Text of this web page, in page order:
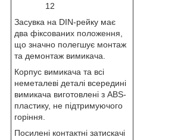
12
Засувка на DIN-рейку має
два фіксованих положення,
що значно полегшує монтаж
та демонтаж вимикача.
Корпус вимикача та всі
неметалеві деталі всередині
вимикача виготовлені з ABS-
пластику, не підтримуючого
горіння.
Посилені контактні затискачі